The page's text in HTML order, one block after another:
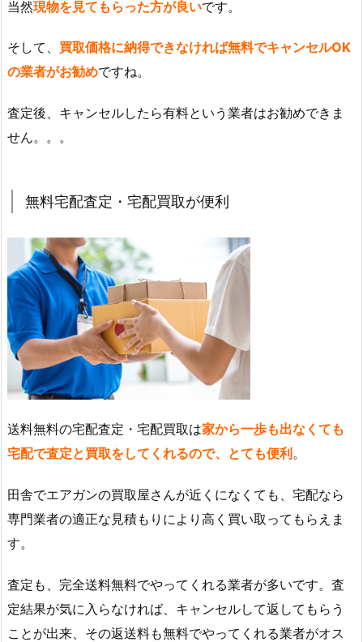
当然現物を見てもらった方が良いです。
そして、 買取価格に納得できなければ無料でキャンセルOK
の業者がお勧めですね。
査定後、キャンセルしたら有料という業者はお勧めできま
せん。。。
無料宅配査定・宅配買取が便利
送料無料の宅配査定・宅配買取は家から一歩も出なくても
宅配で査定と買取をしてくれるので、とても便利。
田舎でエアガンの買取屋さんが近くになくても、宅配なら
専門業者の適正な見積もりにより高く買い取ってもらえま
す。
査定も、完全送料無料でやってくれる業者が多いです。査
定結果が気に入らなければ、キャンセルして返してもらう
ことが出来、その返送料も無料でやってくれる業者がオス